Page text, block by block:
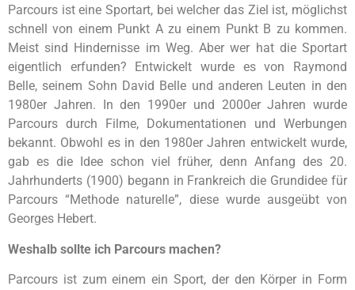
Parcours ist eine Sportart, bei welcher das Ziel ist, möglichst
schnell von einem Punkt A zu einem Punkt B zu kommen.
Meist sind Hindernisse im Weg. Aber wer hat die Sportart
eigentlich erfunden? Entwickelt wurde es von Raymond
Belle, seinem Sohn David Belle und anderen Leuten in den
1980er Jahren. In den 1990er und 2000er Jahren wurde
Parcours durch Filme, Dokumentationen und Werbungen
bekannt. Obwohl es in den 1980er Jahren entwickelt wurde,
gab es die Idee schon viel früher, denn Anfang des 20.
Jahrhunderts (1900) begann in Frankreich die Grundidee für
Parcours “Methode naturelle”, diese wurde ausgeübt von
Georges Hebert.
Weshalb sollte ich Parcours machen?
Parcours ist zum einem ein Sport, der den Körper in Form